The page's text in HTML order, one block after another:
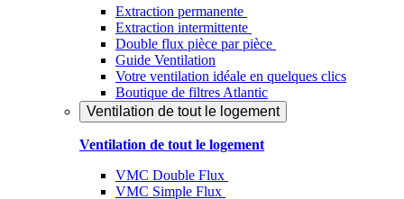
Extraction permanente
Extraction intermittente
Double flux pièce par pièce
Guide Ventilation
Votre ventilation idéale en quelques clics
Boutique de filtres Atlantic
Ventilation de tout le logement
Ventilation de tout le logement
VMC Double Flux
VMC Simple Flux